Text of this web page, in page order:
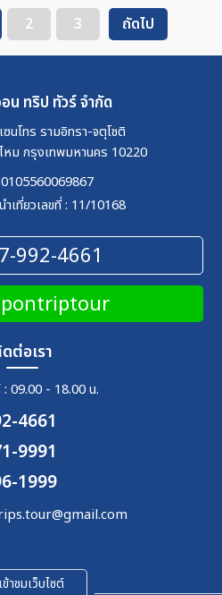
2 3 ถัดไป
น ทริป ทัวร์ จำกัด
นโทร รามอิทรา-จตุโชติ
หม กรุงเทพมหานคร 10220
เที่ยวเลขที่ : 11/10168
992-4661
ต่อเรา
09.00 - 18.00 น.
4661
9991
1999
าชมเว็บไซต์